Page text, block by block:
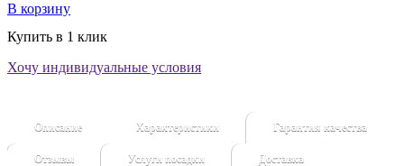
В корзину
Купить в 1 клик
Хочу индивидуальные условия
Описание Характеристики Гарантия качества
Отзывы Услуги посадки Доставка